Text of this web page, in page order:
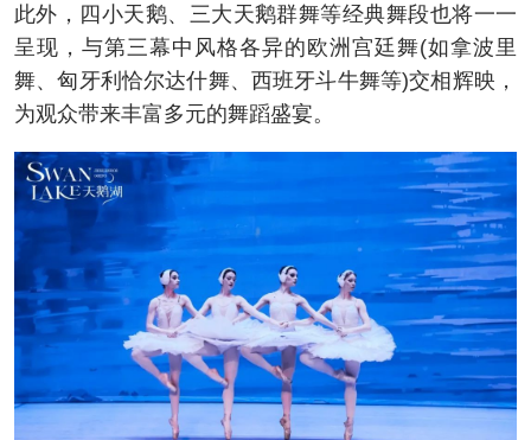
此外，四小天鹅、三大天鹅群舞等经典舞段也将一一
呈现，与第三幕中风格各异的欧洲宫廷舞(如拿波里
舞、匈牙利恰尔达什舞、西班牙斗牛舞等)交相辉映，
为观众带来丰富多元的舞蹈盛宴。